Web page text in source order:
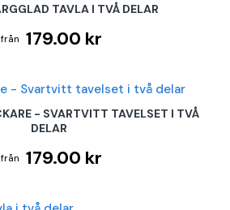
TAVLA I TVÅ DELAR
179.00 kr
- SVARTVITT TAVELSET I TVÅ
DELAR
179.00 kr